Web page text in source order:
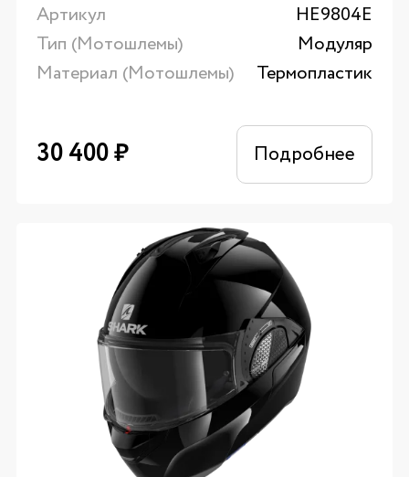
Артикул
HE9804E
Тип (Мотошлемы)
Модуляр
Материал (Мотошлемы)
Термопластик
30 400₽ Подробнее